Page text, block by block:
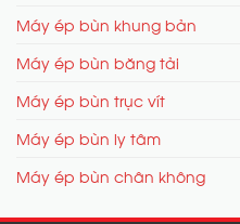
Máy ép bùn khung bản
Máy ép bùn băng tải
Máy ép bùn trục vít
Máy ép bùn ly tâm
Máy ép bùn chân không